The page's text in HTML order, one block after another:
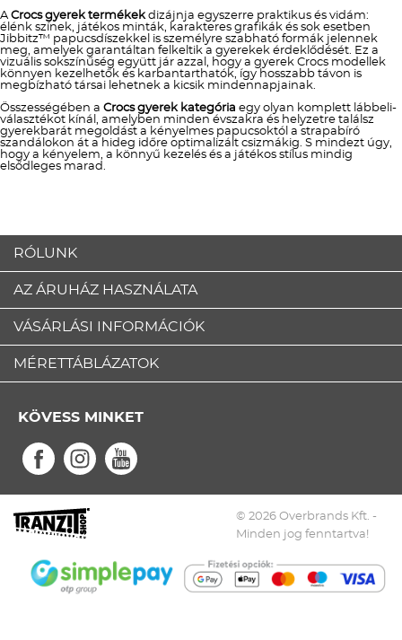
ACrocs gyerek termékekdizájnja egyszerre praktikus és vidám:
élénk színek, játékos minták, karakteres grafikák és sok esetben
Jibbitz™ papucsdíszekkel is személyre szabható formák jelennek
meg, amelyek garantáltan felkeltik a gyerekek érdeklődését. Ez a
vizuális sokszínűség együtt jár azzal, hogy a gyerek Crocs modellek
könnyen kezelhetők és karbantarthatók, így hosszabb távon is
megbízható társai lehetnek a kicsik mindennapjainak.
Összességében a Crocs gyerek kategória egy olyan komplett lábbeli-
választékot kínál, amelyben minden évszakra és helyzetre találsz
gyerekbarát megoldást a kényelmes papucsoktól a strapabíró
szandálokon át a hideg időre optimalizált csizmákig. S mindezt úgy,
hogy a kényelem, a könnyű kezelés és a játékos stílus mindig
elsődleges marad.
RÓLUNK
AZ ÁRUHÁZ HASZNÁLATA
VÁSÁRLÁSI INFORMÁCIÓK
MÉRETTÁBLÁZATOK
KÖVESS MINKET
© 2026 Overbrands Kft. -
Minden jog fenntartva!